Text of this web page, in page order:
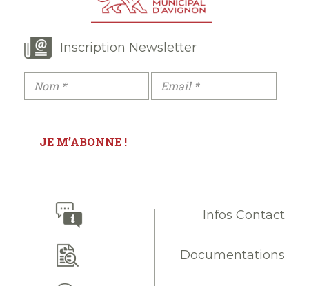
Inscription Newsletter
Infos Contact
Documentations